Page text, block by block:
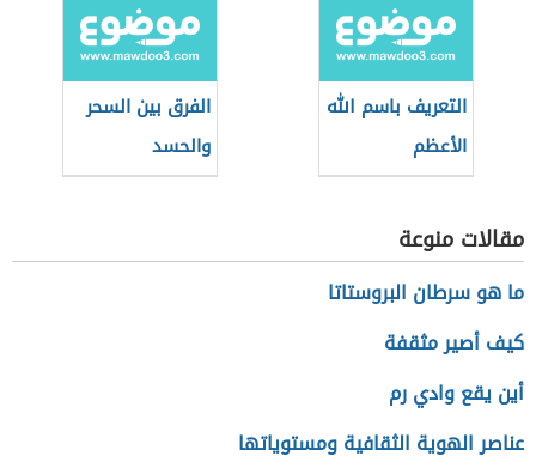
التعريف باسم الله
الأعظم
الفرق بين السحر
والحسد
مقالات منوعة
ما هو سرطان البروستاتا
كيف أصير مثقفة
أين يقع وادي رم
عناصر الهوية الثقافية ومستوياتها